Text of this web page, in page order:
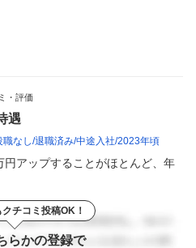
・評価
遇
職なし 退職済み 中途入社 2023年頃
アップすることがほとんど、年
チコミ投稿OK！
らかの登録で